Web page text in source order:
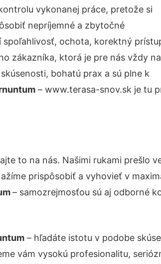
vykonanej práce, pretože si
nepríjemné a zbytočné
ochota, korektný
zákazníka, ktorá je pre nás vždy na
bohatú prax a sú plne k
– www.terasa-snov.sk je tu
to na nás. Našimi rukami prešlo
prispôsobiť a vyhovieť v
– samozrejmosťou sú aj odborné
– hľadáte istotu v podobe
vám vysokú profesionalitu,